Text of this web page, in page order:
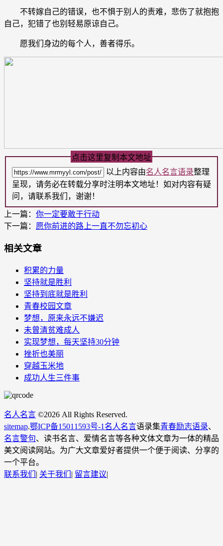
不转嫁自己的错误，也不惧于别人的责难，悲伤了就抱抱
自己，犯错了也别轻易原谅自己。
愿我们身边的每个人，善者得乐。
点击这里复制本文地址
以上内容由名人名言语录整理
呈现，请务必在转载分享时注明本文地址！如对内容有疑
问，请联系我们，谢谢！
上一篇： 你一定要敢于行动
下一篇： 愿你前进的路上一直不勿忘初心
相关文章
积累的力量
坚持就是胜利
坚持到底就是胜利
青春校园文章
梦想，原来永远不嫌迟
未曾清贫难成人
实现梦想，每天坚持30分钟
挫折也美丽
穿越玉米地
成功人生三件事
名人名言 ©2026 All Rights Reserved.
sitemap.鄂ICP备15011593号-1 名人名言语录集青春励志语录、
名言警句、读书名言、爱情名言等各种文体文章为一体的精品
美文阅读网站。为广大文章爱好者提供一个便于阅读、分享的
一个平台。
联系我们 | 关于我们 | 留言建议|